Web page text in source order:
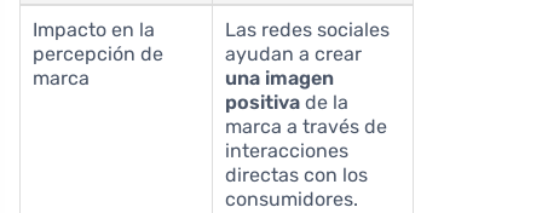
Impacto en la
percepción de
marca
Las redes sociales
ayudan a crear
una imagen
positiva de la
marca a través de
interacciones
directas con los
consumidores.